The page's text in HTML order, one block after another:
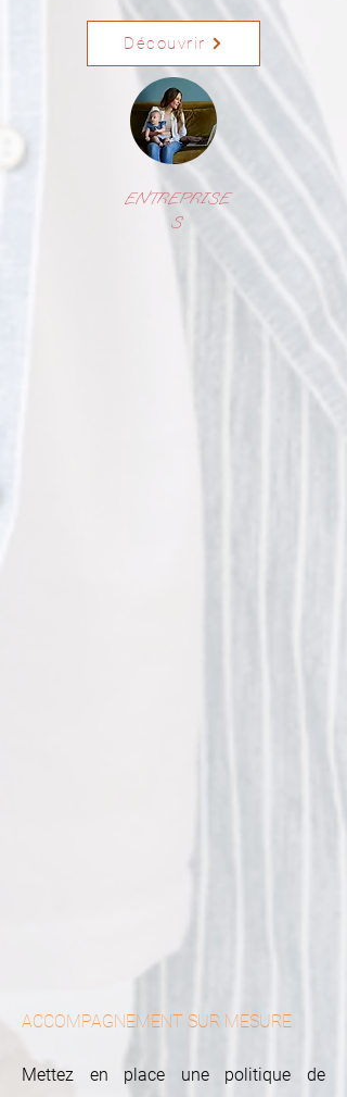
Découvrir
ENTREPRISE
S
ACCOMPAGNEMENT SUR MESURE
Mettez en place une politique de